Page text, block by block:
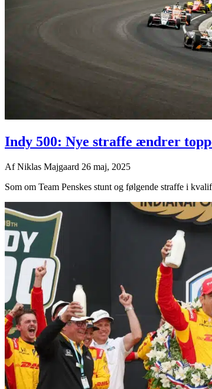
Indy 500: Nye straffe ændrer
AfNiklas Majgaard 26 maj, 2025
Som om Team Penskes stunt og følgende straffe i